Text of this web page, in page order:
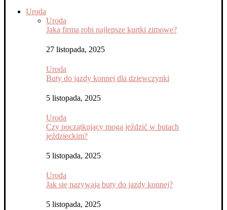
Uroda
Uroda
Jaka firma robi najlepsze kurtki zimowe?
27 listopada, 2025
Uroda
Buty do jazdy konnej dla dziewczynki
5 listopada, 2025
Uroda
Czy początkujący mogą jeździć w butach
jeździeckim?
5 listopada, 2025
Uroda
Jak się nazywają buty do jazdy konnej?
5 listopada, 2025